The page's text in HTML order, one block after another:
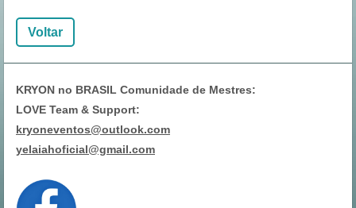
Voltar
KRYON no BRASIL Comunidade de Mestres:
LOVE Team & Support:
kryoneventos@outlook.com
yelaiahoficial@gmail.com